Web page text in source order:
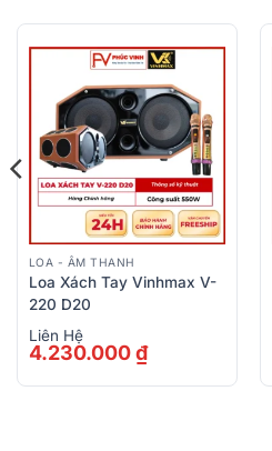
LOA - ÂM THANH
Loa Xách Tay Vinhmax V-
220 D20
4.230.000₫
Liên Hệ